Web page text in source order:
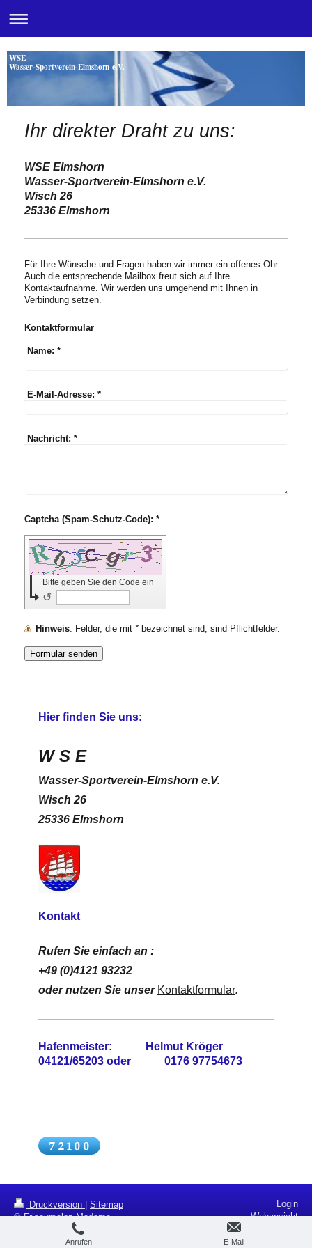
WSE
Wasser-Sportverein-Elmshorn e.V.
Ihr direkter Draht zu uns:
WSE Elmshorn
Wasser-Sportverein-Elmshorn e.V.
Wisch 26
25336 Elmshorn
Für Ihre Wünsche und Fragen haben wir immer ein offenes Ohr.
Auch die entsprechende Mailbox freut sich auf Ihre
Kontaktaufnahme. Wir werden uns umgehend mit Ihnen in
Verbindung setzen.
Kontaktformular
Name: *
E-Mail-Adresse: *
Nachricht: *
Captcha (Spam-Schutz-Code): *
Bitte geben Sie den Code ein
↺
Hinweis : Felder, die mit *bezeichnet sind, sind Pflichtfelder.
Hier finden Sie uns:
W S E
Wasser-Sportverein-Elmshorn e.V.
Wisch 26
25336 Elmshorn
Kontakt
Rufen Sie einfach an :
+49 (0)4121 93232
oder nutzen Sie unser Kontaktformular.
Hafenmeister: Helmut Kröger
04121/65203 oder 0176 97754673
Druckversion
Sitemap
© Friseursalon Madame
Login
Webansicht
Anrufen E-Mail